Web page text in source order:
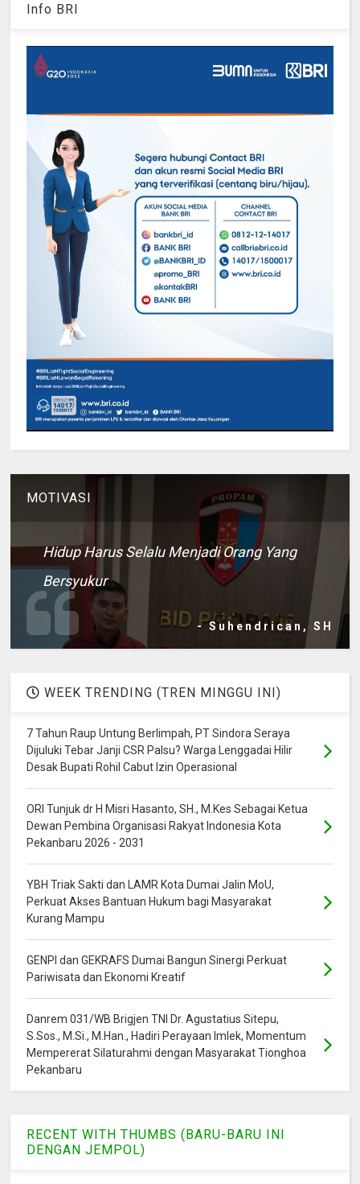
Info BRI
MOTIVASI
Hidup Harus Selalu Menjadi Orang Yang
Bersyukur
- Suhendrican, SH
WEEK TRENDING (TREN MINGGU INI)
7 Tahun Raup Untung Berlimpah, PT Sindora Seraya
Dijuluki Tebar Janji CSR Palsu? Warga Lenggadai Hilir
Desak Bupati Rohil Cabut Izin Operasional
ORI Tunjuk dr H Misri Hasanto, SH., M.Kes Sebagai Ketua
Dewan Pembina Organisasi Rakyat Indonesia Kota
Pekanbaru 2026 - 2031
YBH Triak Sakti dan LAMR Kota Dumai Jalin MoU,
Perkuat Akses Bantuan Hukum bagi Masyarakat
Kurang Mampu
GENPI dan GEKRAFS Dumai Bangun Sinergi Perkuat
Pariwisata dan Ekonomi Kreatif
Danrem 031/WB Brigjen TNI Dr. Agustatius Sitepu,
S.Sos., M.Si., M.Han., Hadiri Perayaan Imlek, Momentum
Mempererat Silaturahmi dengan Masyarakat Tionghoa
Pekanbaru
RECENT WITH THUMBS (BARU-BARU INI
DENGAN JEMPOL)